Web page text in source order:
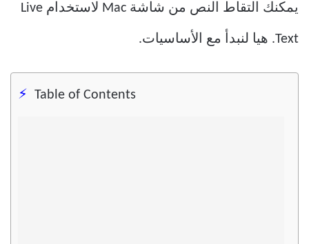
يمكنك التقاط النص من شاشة Mac لاستخدام Live
Text. هيا لنبدأ مع الأساسيات.
Table of Contents